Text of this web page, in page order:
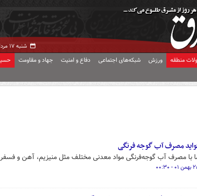
شنبه ۱۷ مرداد ۱۴۰۵ -
منطقه ورزش شبکه‌های اجتماعی دفاع و امنیت جهاد و مقاومت
مصرف آب گوجه فرنگی
با مصرف آب گوجه‌فرنگی مواد معدنی مختلف مثل منیزیم، آهن و فسفر
- ۰۰:۳۰